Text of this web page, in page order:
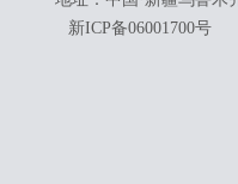
新ICP备06001700号